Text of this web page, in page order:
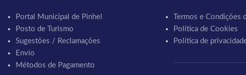
Portal Municipal de Pinhel
Posto de Turismo
Sugestões / Reclamações
Envio
Métodos de Pagamento
Termos e Condições
Política de Cookies
Política de